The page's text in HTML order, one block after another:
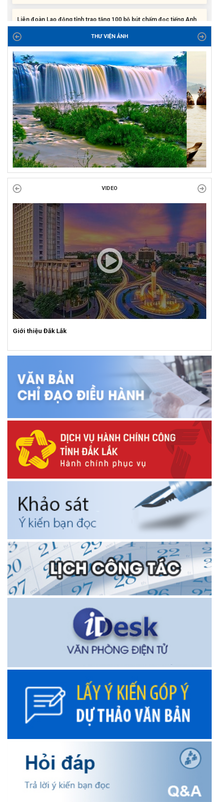
ĐỜI ĐỜI GHI NHỚ CÔNG ƠN CÁC ANH HÙNG LIỆT SĨ, THƯƠNG
BINH VÀ NGƯỜI CÓ CÔNG VỚI CÁCH MẠNG!
Công đoàn phường Tuy Hòa tổ chức chuỗi hoạt động chào mừng
97 năm ngày thành lập Công đoàn Việt Nam (28/7/1929 –...
THƯ VIỆN ẢNH
VIDEO
Giới thiệu Đắk Lắk